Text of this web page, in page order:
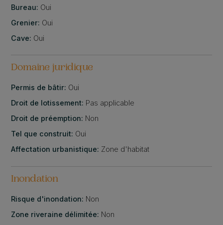
Bureau: Oui
Grenier: Oui
Cave: Oui
Domaine juridique
Permis de bâtir: Oui
Droit de lotissement: Pas applicable
Droit de préemption: Non
Tel que construit: Oui
Affectation urbanistique: Zone d'habitat
Inondation
Risque d'inondation: Non
Zone riveraine délimitée: Non